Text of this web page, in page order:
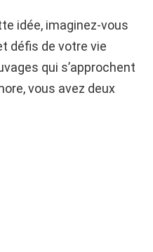
idée, imaginez-vous
défis de votre vie
qui s’approchent
vous avez deux